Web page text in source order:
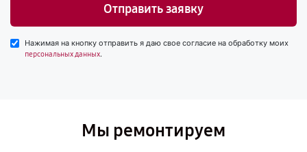
Отправить заявку
Нажимая на кнопку отправить я даю свое согласие на обработку моих
персональных данных.
Мы ремонтируем